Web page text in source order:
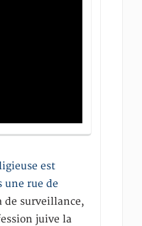
est
une rue de
de surveillance,
juive la